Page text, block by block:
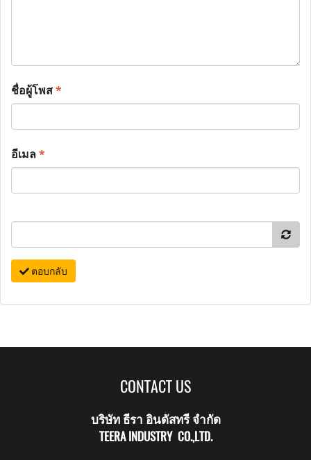
ชื่อผู้โพส*
อีเมล*
ตอบกลับ
CONTACT US
บริษัท ธีรา อินดัสทรี จำกัด
TEERA INDUSTRY CO.,LTD.